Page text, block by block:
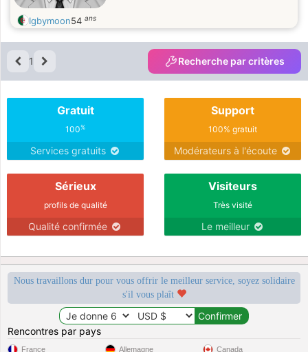
Igbymoon54 ans
1 Recherche par critères
Gratuit
100%
Services gratuits
Support
100% gratuit
Modérateurs à l'écoute
Sérieux
profils de qualité
Qualité confirmée
Visiteurs
Très visité
Le meilleur
Nous travaillons dur pour vous offrir le meilleur service, soyez solidaire
s'il vous plaît
Rencontres par pays
France Allemagne Canada